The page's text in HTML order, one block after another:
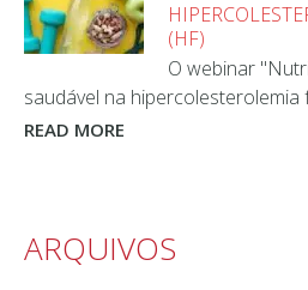
(HF)
O webinar
saudável na hipercolesterolemia
READ MORE
ARQUIVOS